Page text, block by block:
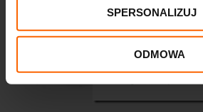
SPERSONALIZUJ
ODMOWA